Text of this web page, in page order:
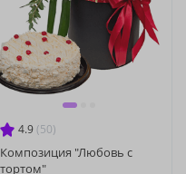
4.9 (50)
Композиция "Любовь с
тортом"